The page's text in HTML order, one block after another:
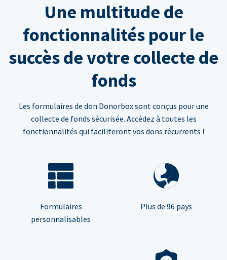
Une multitude de
fonctionnalités pour le
succès de votre collecte de
fonds
Les formulaires de don Donorbox sont conçus pour une
collecte de fonds sécurisée. Accédez à toutes les
fonctionnalités qui faciliteront vos dons récurrents !
Formulaires
personnalisables
Plus de 96 pays